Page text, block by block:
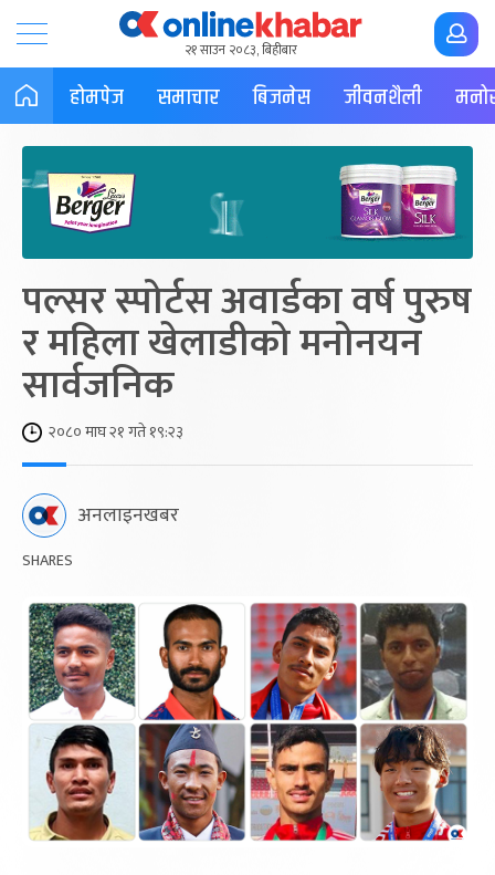
२१ साउन २०८३, बिहीबार
होमपेज समाचार बिजनेस जीवनशैली
पल्सर स्पोर्टस अवार्डका वर्ष पुरुष
र महिला खेलाडीको मनोनयन
सार्वजनिक
२०८० माघ २१ गते १९:२३
अनलाइनखबर
SHARES